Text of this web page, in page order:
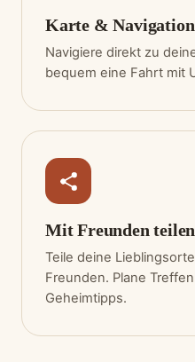
Karte & Navigation
Navigiere direkt zu
bequem eine Fahrt mit
Mit Freunden teilen
Teile deine
Freunden. Plane
Geheimtipps.